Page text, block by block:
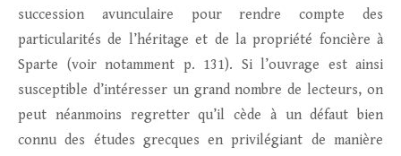
succession avunculaire pour rendre compte des
particularités de l’héritage et de la propriété foncière à
Sparte (voir notamment p. 131). Si l’ouvrage est ainsi
susceptible d’intéresser un grand nombre de lecteurs, on
peut néanmoins regretter qu’il cède à un défaut bien
connu des études grecques en privilégiant de manière